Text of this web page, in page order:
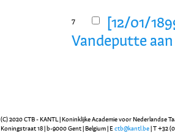
7
[12/01/
Vandeputte
(C) 2020 CTB - KANTL | Koninklijke Academie voor Nederlandse
Koningstraat 18 | b-9000 Gent | Belgium | E ctb@kantl.be | T +32